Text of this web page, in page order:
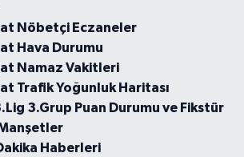
Nöbetçi Eczaneler
Hava Durumu
Namaz Vakitleri
Trafik Yoğunluk Haritası
3.Grup Puan Durumu ve Fikstür
Haberleri